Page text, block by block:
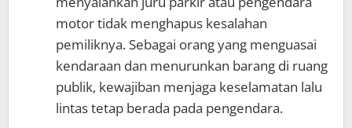
motor tidak menghapus kesalahan
pemiliknya. Sebagai orang yang menguasai
kendaraan dan menurunkan barang di ruang
publik, kewajiban menjaga keselamatan lalu
lintas tetap berada pada pengendara.